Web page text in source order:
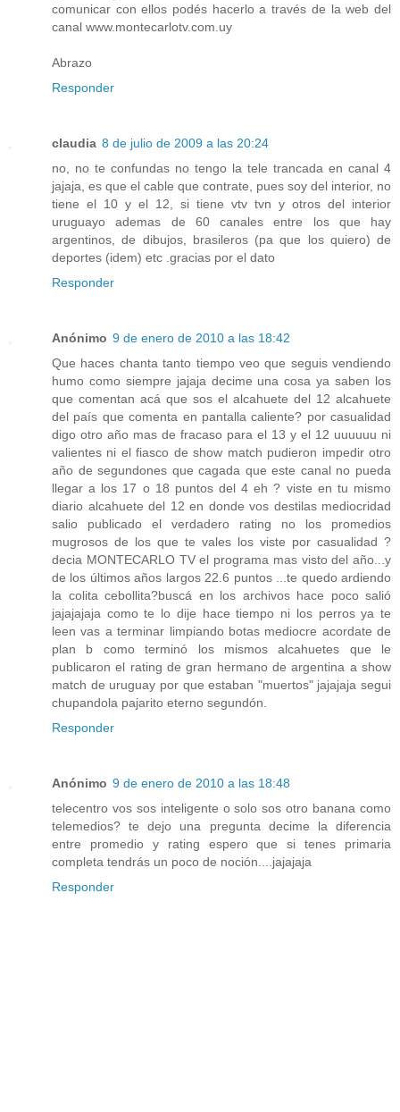
comunicar con ellos podés hacerlo a través de la web del
canal www.montecarlotv.com.uy
Abrazo
Responder
claudia 8 de julio de 2009 a las 20:24
no, no te confundas no tengo la tele trancada en canal 4
jajaja, es que el cable que contrate, pues soy del interior, no
tiene el 10 y el 12, si tiene vtv tvn y otros del interior
uruguayo ademas de 60 canales entre los que hay
argentinos, de dibujos, brasileros (pa que los quiero) de
deportes (idem) etc .gracias por el dato
Responder
Anónimo 9 de enero de 2010 a las 18:42
Que haces chanta tanto tiempo veo que seguis vendiendo
humo como siempre jajaja decime una cosa ya saben los
que comentan acá que sos el alcahuete del 12 alcahuete
del país que comenta en pantalla caliente? por casualidad
digo otro año mas de fracaso para el 13 y el 12 uuuuuu ni
valientes ni el fiasco de show match pudieron impedir otro
año de segundones que cagada que este canal no pueda
llegar a los 17 o 18 puntos del 4 eh ? viste en tu mismo
diario alcahuete del 12 en donde vos destilas mediocridad
salio publicado el verdadero rating no los promedios
mugrosos de los que te vales los viste por casualidad ?
decia MONTECARLO TV el programa mas visto del año...y
de los últimos años largos 22.6 puntos ...te quedo ardiendo
la colita cebollita?buscá en los archivos hace poco salió
jajajajaja como te lo dije hace tiempo ni los perros ya te
leen vas a terminar limpiando botas mediocre acordate de
plan b como terminó los mismos alcahuetes que le
publicaron el rating de gran hermano de argentina a show
match de uruguay por que estaban "muertos" jajajaja segui
chupandola pajarito eterno segundón.
Responder
Anónimo 9 de enero de 2010 a las 18:48
telecentro vos sos inteligente o solo sos otro banana como
telemedios? te dejo una pregunta decime la diferencia
entre promedio y rating espero que si tenes primaria
completa tendrás un poco de noción....jajajaja
Responder